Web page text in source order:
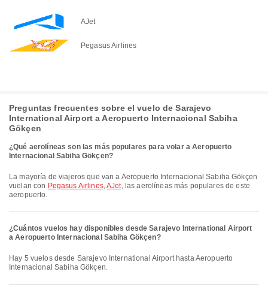
AJet
Pegasus Airlines
Preguntas frecuentes sobre el vuelo de Sarajevo
International Airport a Aeropuerto Internacional Sabiha
Gökçen
¿Qué aerolíneas son las más populares para volar a Aeropuerto
Internacional Sabiha Gökçen?
La mayoría de viajeros que van a Aeropuerto Internacional Sabiha Gökçen
vuelan con Pegasus Airlines,AJet, las aerolíneas más populares de este
aeropuerto.
¿Cuántos vuelos hay disponibles desde Sarajevo International Airport
a Aeropuerto Internacional Sabiha Gökçen?
Hay 5 vuelos desde Sarajevo International Airport hasta Aeropuerto
Internacional Sabiha Gökçen.